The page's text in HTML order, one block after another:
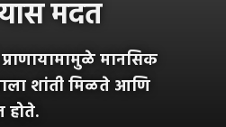
मदत
मानसिक
शांती मिळते आणि
होते.